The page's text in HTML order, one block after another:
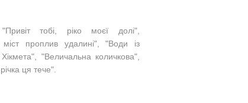
тобі, ріко моєї долі",
міст проплив удалині", "Води із
"Величальна количкова",
ця тече".